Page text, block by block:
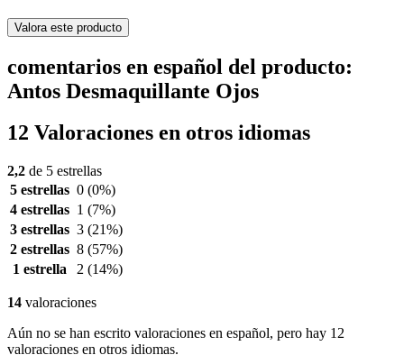
Valora este producto
comentarios en español del producto:
Antos Desmaquillante Ojos
12 Valoraciones en otros idiomas
2,2 de 5 estrellas
5 estrellas 0 (0%)
4 estrellas 1 (7%)
3 estrellas 3 (21%)
2 estrellas 8 (57%)
1 estrella
2 (14%)
14 valoraciones
Aún no se han escrito valoraciones en español, pero hay 12
valoraciones en otros idiomas.